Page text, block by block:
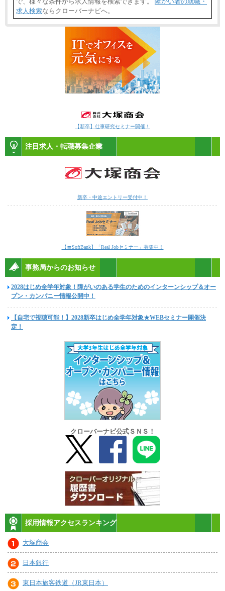
求人検索ならクローバーナビへ。
【新卒】仕事研究セミナー開催！
注目求人・転職募集企業
新卒・中途エントリー受付中！
【〓SoftBank】「Real Jobセミナー」募集中！
事務局からのお知らせ
2028はじめ全学年対象！障がいのある学生のためのインターンシップ＆オー
プン・カンパニー情報公開中！
【自宅で視聴可能！】2028新卒はじめ全学年対象★WEBセミナー開催決
定！
クローバーナビ公式ＳＮＳ！
採用情報アクセスランキング
大塚商会
日本銀行
東日本旅客鉄道（JR東日本）